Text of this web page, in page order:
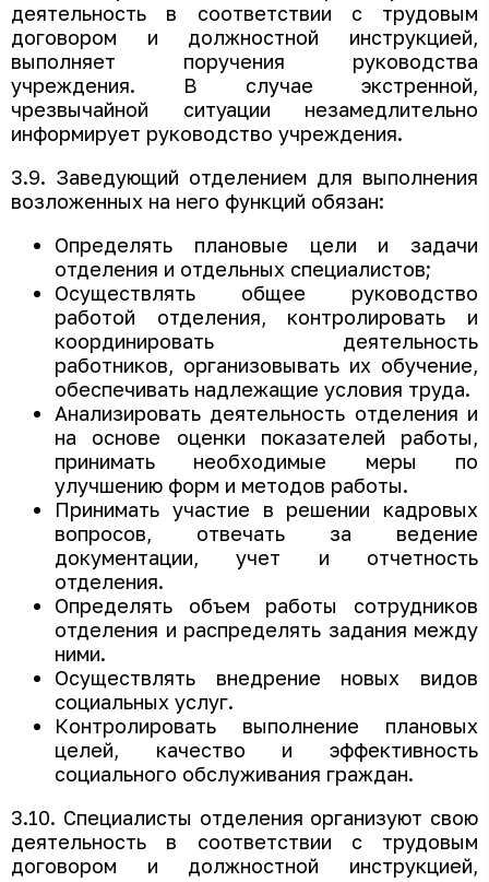
деятельность в соответствии с трудовым
договором и должностной инструкцией,
выполняет поручения руководства
учреждения. В случае экстренной,
чрезвычайной ситуации незамедлительно
информирует руководство учреждения.
3.9. Заведующий отделением для выполнения
возложенных на него функций обязан:
Определять плановые цели и задачи
отделения и отдельных специалистов;
Осуществлять общее руководство
работой отделения, контролировать и
координировать деятельность
работников, организовывать их обучение,
обеспечивать надлежащие условия труда.
Анализировать деятельность отделения и
на основе оценки показателей работы,
принимать необходимые меры по
улучшению форм и методов работы.
Принимать участие в решении кадровых
вопросов, отвечать за ведение
документации, учет и отчетность
отделения.
Определять объем работы сотрудников
отделения и распределять задания между
ними.
Осуществлять внедрение новых видов
социальных услуг.
Контролировать выполнение плановых
целей, качество и эффективность
социального обслуживания граждан.
3.10. Специалисты отделения организуют свою
деятельность в соответствии с трудовым
договором и должностной инструкцией,